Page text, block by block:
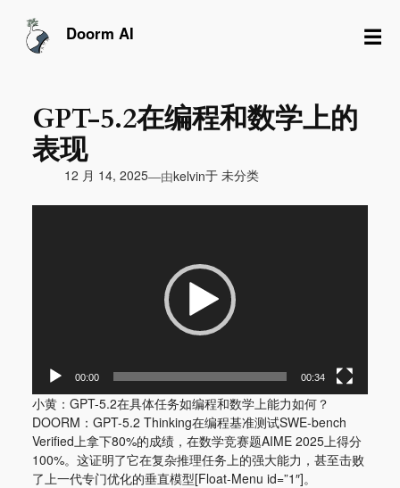
Doorm AI ☰
GPT-5.2在编程和数学上的
表现
12 月 14, 2025—由kelvin于 未分类
00:00 00:34
小黄：GPT-5.2在具体任务如编程和数学上能力如何？
DOORM：GPT-5.2 Thinking在编程基准测试SWE-bench
Verified上拿下80%的成绩，在数学竞赛题AIME 2025上得分
100%。这证明了它在复杂推理任务上的强大能力，甚至击败
了上一代专门优化的垂直模型[Float-Menu id=”1″]。